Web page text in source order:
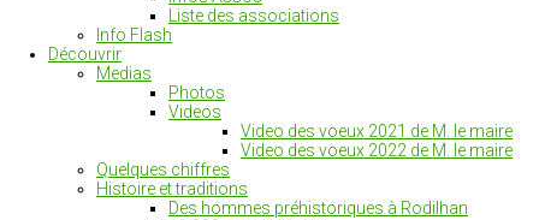
Liste des associations
Info Flash
Découvrir
Medias
Photos
Videos
Video des voeux 2021 de M. le maire
Video des voeux 2022 de M. le maire
Quelques chiffres
Histoire et traditions
Des hommes préhistoriques à Rodilhan